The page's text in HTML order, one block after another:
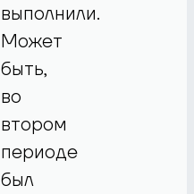
выполнили.
Может
быть,
во
втором
периоде
был